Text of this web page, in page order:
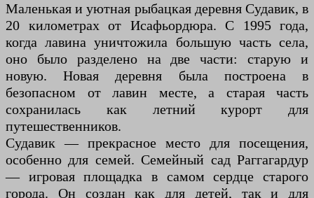
Маленькая и уютная рыбацкая деревня Судавик, в
20 километрах от Исафьордюра. С 1995 года,
когда лавина уничтожила большую часть села,
оно было разделено на две части: старую и
новую. Новая деревня была построена в
безопасном от лавин месте, а старая часть
сохранилась как летний курорт для
путешественников.
Судавик — прекрасное место для посещения,
особенно для семей. Семейный сад Раггагардур
— игровая площадка в самом сердце старого
города. Он создан как для детей, так и для